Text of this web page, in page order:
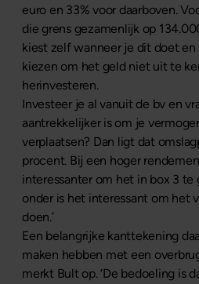
euro en 33% voor daarboven.
die grens gezamenlijk op
kiest zelf wanneer je dit doet en
kiezen om het geld niet uit te
herinvesteren.
Investeer je al vanuit de bv en
aantrekkelijker is om je
verplaatsen? Dan ligt dat
procent. Bij een hoger
interessanter om het in box 3 te
onder is het interessant om het
doen.’
Een belangrijke kanttekening
maken hebben met een
merkt Bult op. ‘De bedoeling is